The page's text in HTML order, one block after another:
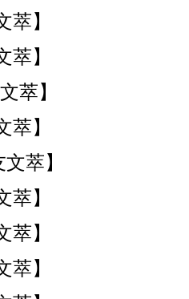
】
】
萃】
】
萃】
】
】
】